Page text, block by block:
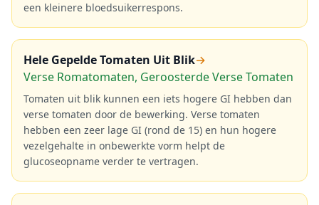
een kleinere bloedsuikerrespons.
Hele Gepelde Tomaten Uit Blik→
Verse Romatomaten, Geroosterde Verse Tomaten
Tomaten uit blik kunnen een iets hogere GI hebben dan
verse tomaten door de bewerking. Verse tomaten
hebben een zeer lage GI (rond de 15) en hun hogere
vezelgehalte in onbewerkte vorm helpt de
glucoseopname verder te vertragen.